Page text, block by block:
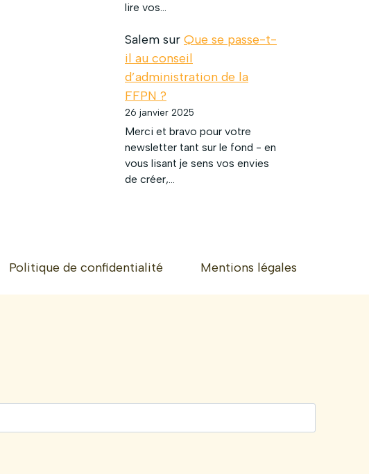
lire vos…
Salem sur Que se passe-t-
il au conseil
d’administration de la
FFPN ?
26 janvier 2025
Merci et bravo pour votre
newsletter tant sur le fond - en
vous lisant je sens vos envies
de créer,…
Politique de confidentialité Mentions légales